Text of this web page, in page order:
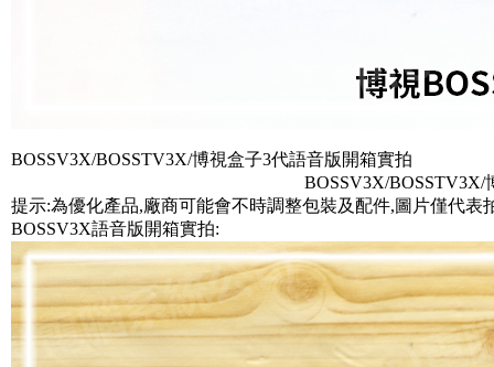
BOSSV3X/BOSSTV3X/博視盒子3代語音版開箱實拍
BOSSV3X/BOSSTV3X/
提示:為優化產品,廠商可能會不時調整包裝及配件,圖片僅代表
BOSSV3X語音版開箱實拍: